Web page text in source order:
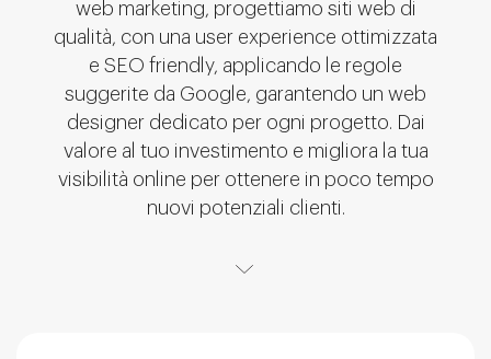
web marketing, progettiamo siti web di
qualità, con una user experience ottimizzata
e SEO friendly, applicando le regole
suggerite da Google, garantendo un web
designer dedicato per ogni progetto. Dai
valore al tuo investimento e migliora la tua
visibilità online per ottenere in poco tempo
nuovi potenziali clienti.